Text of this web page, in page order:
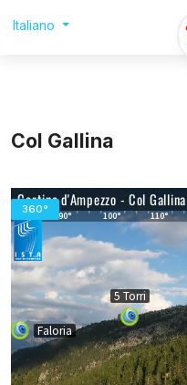
Italiano
Col Gallina
360°